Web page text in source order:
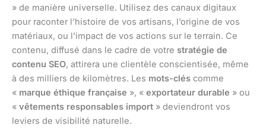
» de manière universelle. Utilisez des canaux digitaux
pour raconter l’histoire de vos artisans, l’origine de vos
matériaux, ou l’impact de vos actions sur le terrain. Ce
contenu, diffusé dans le cadre de votre stratégie de
contenu SEO, attirera une clientèle conscientisée, même
à des milliers de kilomètres. Les mots-clés comme
« marque éthique française », « exportateur durable » ou
« vêtements responsables import » deviendront vos
leviers de visibilité naturelle.